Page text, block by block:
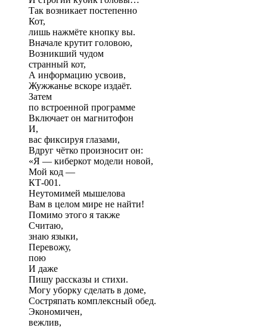
Так возникает постепенно
Кот,
лишь нажмёте кнопку вы.
Вначале крутит головою,
Возникший чудом
странный кот,
А информацию усвоив,
Жужжанье вскоре издаёт.
Затем
по встроенной программе
Включает он магнитофон
И,
вас фиксируя глазами,
Вдруг чётко произносит он:
«Я — киберкот модели новой,
Мой код —
КТ-001.
Неутомимей мышелова
Вам в целом мире не найти!
Помимо этого я также
Считаю,
знаю языки,
Перевожу,
пою
И даже
Пишу рассказы и стихи.
Могу уборку сделать в доме,
Состряпать комплексный обед.
Экономичен,
вежлив,